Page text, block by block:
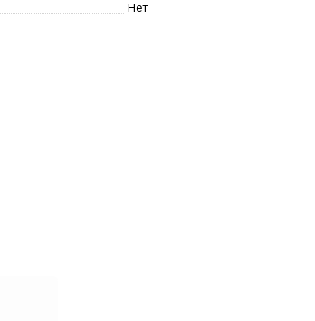
Нет